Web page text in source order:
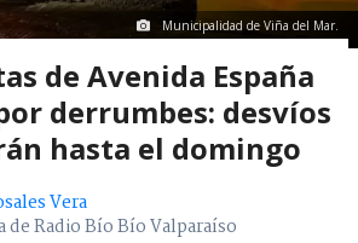
Municipalidad de Viña del Mar.
de Avenida España
derrumbes: desvíos
hasta el domingo
Vera
de Radio Bío Bío Valparaíso